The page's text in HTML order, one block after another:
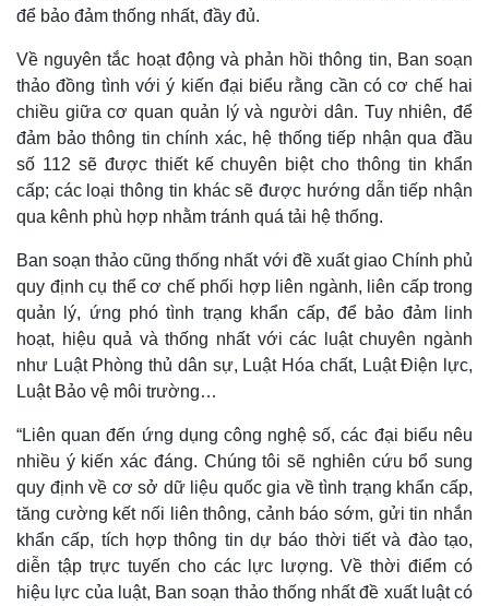
để bảo đảm thống nhất, đầy đủ.
Về nguyên tắc hoạt động và phản hồi thông tin, Ban soạn
thảo đồng tình với ý kiến đại biểu rằng cần có cơ chế hai
chiều giữa cơ quan quản lý và người dân. Tuy nhiên, để
đảm bảo thông tin chính xác, hệ thống tiếp nhận qua đầu
số 112 sẽ được thiết kế chuyên biệt cho thông tin khẩn
cấp; các loại thông tin khác sẽ được hướng dẫn tiếp nhận
qua kênh phù hợp nhằm tránh quá tải hệ thống.
Ban soạn thảo cũng thống nhất với đề xuất giao Chính phủ
quy định cụ thể cơ chế phối hợp liên ngành, liên cấp trong
quản lý, ứng phó tình trạng khẩn cấp, để bảo đảm linh
hoạt, hiệu quả và thống nhất với các luật chuyên ngành
như Luật Phòng thủ dân sự, Luật Hóa chất, Luật Điện lực,
Luật Bảo vệ môi trường…
“Liên quan đến ứng dụng công nghệ số, các đại biểu nêu
nhiều ý kiến xác đáng. Chúng tôi sẽ nghiên cứu bổ sung
quy định về cơ sở dữ liệu quốc gia về tình trạng khẩn cấp,
tăng cường kết nối liên thông, cảnh báo sớm, gửi tin nhắn
khẩn cấp, tích hợp thông tin dự báo thời tiết và đào tạo,
diễn tập trực tuyến cho các lực lượng. Về thời điểm có
hiệu lực của luật, Ban soạn thảo thống nhất đề xuất luật có